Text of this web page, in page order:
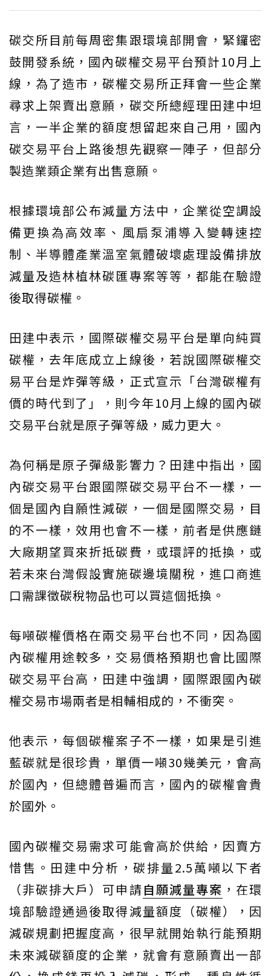
碳交所目前每周密集跟環境部開會，緊鑼密
鼓開發系統，國內碳權交易平台預計10月上
線，為了造市，碳權交易所正拜會一些企業
尋求上架賣出意願，碳交所總經理田建中坦
言，一半企業的額度想留起來自己用，國內
碳交易平台上路後想先觀察一陣子，但部分
製造業類企業有出售意願。
根據環境部公布減量方法中，企業從空調設
備更換為高效率、風扇泵浦導入變轉速控
制、半導體產業溫室氣體破壞處理設備排放
減量及造林植林碳匯專案等等，都能在驗證
後取得碳權。
田建中表示，國際碳權交易平台是單向純買
碳權，去年底成立上線後，若說國際碳權交
易平台是炸彈等級，正式宣示「台灣碳權有
價的時代到了」，則今年10月上線的國內碳
交易平台就是原子彈等級，威力更大。
為何稱是原子彈級影響力？田建中指出，國
內碳交易平台跟國際碳交易平台不一樣，一
個是國內自願性減碳，一個是國際交易，目
的不一樣，效用也會不一樣，前者是供應鏈
大廠期望買來折抵碳費，或環評的抵換，或
若未來台灣假設實施碳邊境關稅，進口商進
口需課徵碳稅物品也可以買這個抵換。
每噸碳權價格在兩交易平台也不同，因為國
內碳權用途較多，交易價格預期也會比國際
碳交易平台高，田建中強調，國際跟國內碳
權交易市場兩者是相輔相成的，不衝突。
他表示，每個碳權案子不一樣，如果是引進
藍碳就是很珍貴，單價一噸30幾美元，會高
於國內，但總體普遍而言，國內的碳權會貴
於國外。
國內碳權交易需求可能會高於供給，因賣方
惜售。田建中分析，碳排量2.5萬噸以下者
（非碳排大戶）可申請自願減量專案 ，在環
境部驗證通過後取得減量額度（碳權），因
減碳規劃把握度高，很早就開始執行能預期
未來減碳額度的企業，就會有意願賣出一部